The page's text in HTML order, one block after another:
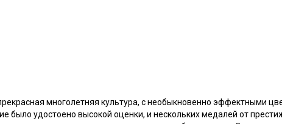
многолетняя культура, с необыкновенно эффектными
было удостоено высокой оценки, и нескольких медалей от